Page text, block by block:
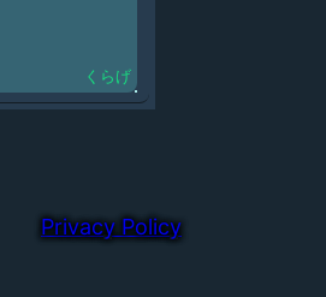
くらげ
Privacy Policy